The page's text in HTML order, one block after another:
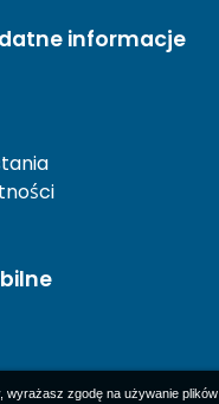
informacje
wyrażasz zgodę na używanie plików